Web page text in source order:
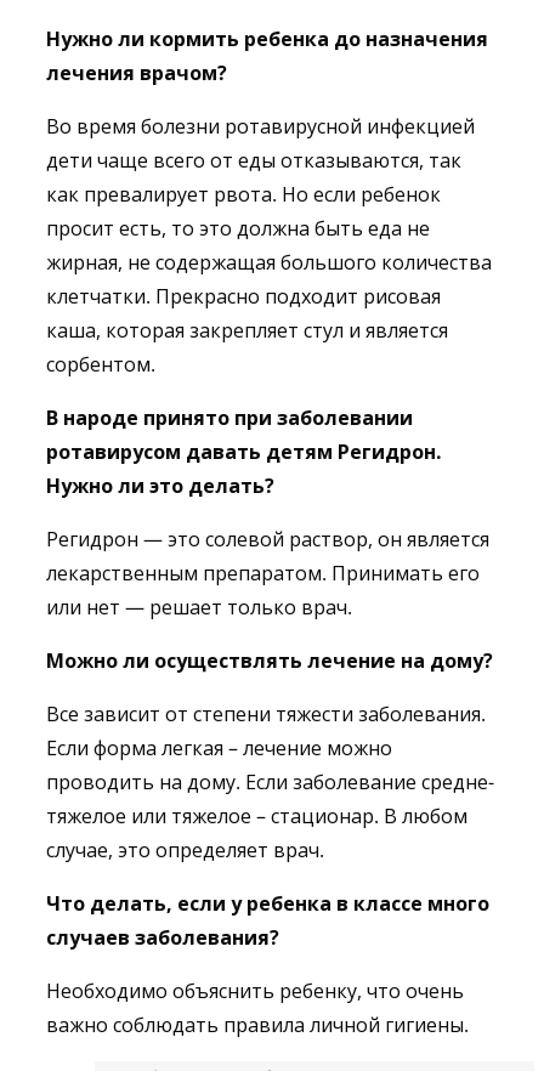
Нужно ли кормить ребенка до назначения
лечения врачом?
Во время болезни ротавирусной инфекцией
дети чаще всего от еды отказываются, так
как превалирует рвота. Но если ребенок
просит есть, то это должна быть еда не
жирная, не содержащая большого количества
клетчатки. Прекрасно подходит рисовая
каша, которая закрепляет стул и является
сорбентом.
В народе принято при заболевании
ротавирусом давать детям Регидрон.
Нужно ли это делать?
Регидрон — это солевой раствор, он является
лекарственным препаратом. Принимать его
или нет — решает только врач.
Можно ли осуществлять лечение на дому?
Все зависит от степени тяжести заболевания.
Если форма легкая – лечение можно
проводить на дому. Если заболевание средне-
тяжелое или тяжелое – стационар. В любом
случае, это определяет врач.
Что делать, если у ребенка в классе много
случаев заболевания?
Необходимо объяснить ребенку, что очень
важно соблюдать правила личной гигиены.